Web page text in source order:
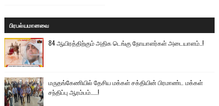
பிரபல்யமானவை
84 ஆயிரத்திற்கும் அதிக டெங்கு நோயாளர்கள் அடையாளம்..!
மருதங்கேணியில் தேசிய மக்கள் சக்தியின் பிரமாண்ட மக்கள்
சந்திப்பு ஆரம்பம்.....!